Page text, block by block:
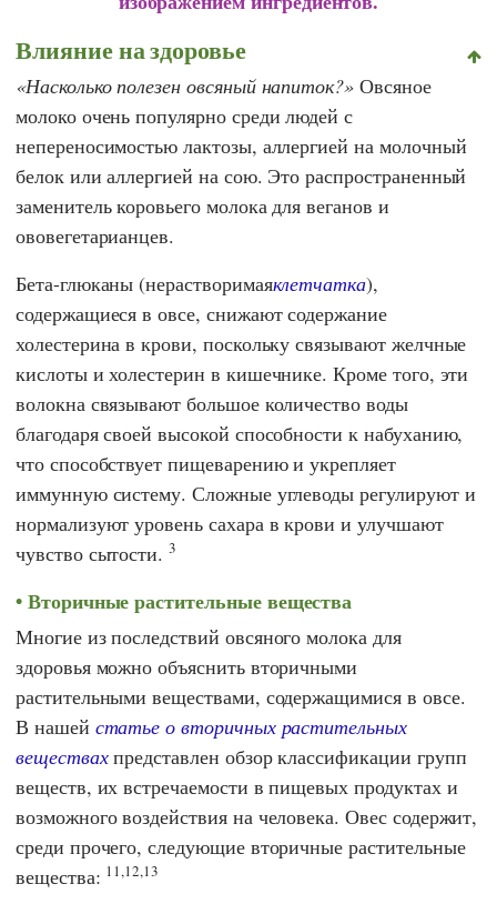
Влияние на здоровье
Насколько полезен овсяный напиток? Овсяное
молоко очень популярно среди людей с
непереносимостью лактозы, аллергией на молочный
белок или аллергией на сою. Это распространенный
заменитель коровьего молока для веганов и
ововегетарианцев.
Бета-глюканы (нерастворимаяклетчатка),
содержащиеся в овсе, снижают содержание
холестерина в крови, поскольку связывают желчные
кислоты и холестерин в кишечнике. Кроме того, эти
волокна связывают большое количество воды
благодаря своей высокой способности к набуханию,
что способствует пищеварению и укрепляет
иммунную систему. Сложные углеводы регулируют и
нормализуют уровень сахара в крови и улучшают
чувство сытости.3
Вторичные растительные вещества
Многие из последствий овсяного молока для
здоровья можно объяснить вторичными
растительными веществами, содержащимися в овсе.
В нашей статье о вторичных растительных
веществахпредставлен обзор классификации групп
веществ, их встречаемости в пищевых продуктах и
возможного воздействия на человека. Овес содержит,
среди прочего, следующие вторичные растительные
вещества: 11,12,13